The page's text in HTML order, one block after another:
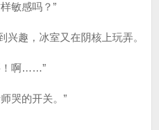
敏感吗？”
趣，冰室又在阴核上玩弄。
啊……”
哭的开关。”